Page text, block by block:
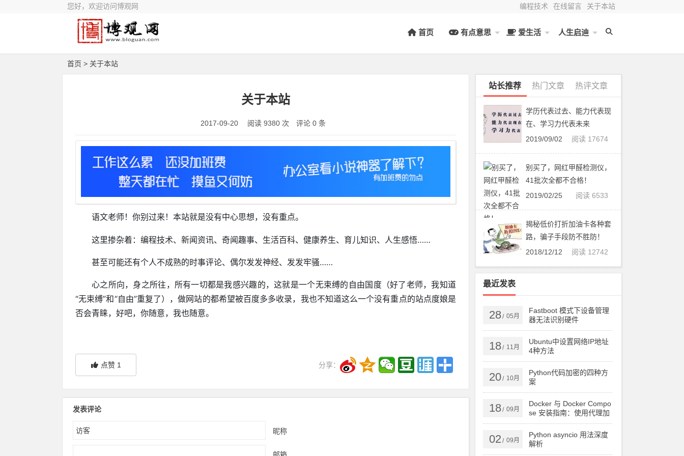
您好，欢迎访问博观网 编程技术 在线留言 关于本站
首页 有点意思 爱生活 人生启迪
首页 > 关于本站
关于本站
2017-09-20 阅读 9380 次 评论 0 条
语文老师！你别过来！本站就是没有中心思想，没有重点。
这里掺杂着：编程技术、新闻资讯、奇闻趣事、生活百科、健康养生、育儿知识、 人生感悟……
甚至可能还有个人不成熟的时事评论、偶尔发发神经、发发牢骚……
心之所向，身之所往，所有一切都是我感兴趣的，这就是一个无束缚的自由国度（好了老师，我知道
“无束缚”和“自由”重复了），做网站的都希望被百度多多收录，我也不知道这么一个没有重点的站点度娘是
否会青睐，好吧，你随意，我也随意。
点赞 1 分享：
发表评论
昵称
邮箱
站长推荐 热门文章 热评文章
学历代表过去、能力代表现
在、学习力代表未来
阅读 17674
2019/09/02
别买了，网红甲醛检测仪，
41批次全都不合格！
阅读 6533
2019/02/25
揭秘低价打折加油卡各种套
路，骗子手段防不胜防！
阅读 12742
2018/12/12
最近发表
28/ 05月
Fastboot 模式下设备管理
器无法识别硬件
18/ 11月
Ubuntu中设置网络IP地址
4种方法
20/ 10月
Python代码加密的四种方
案
18/ 09月
Docker 与 Docker Compo
se 安装指南：使用代理加
速下载
02 / 09月
Python asyncio 用法深度
解析